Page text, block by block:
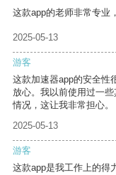
这款app的老师非常专业
2025-05-13
游客
这款加速器app的安全性
放心。我以前使用过一
情况，这让我非常担心。
2025-05-13
游客
这款app是我工作上的得